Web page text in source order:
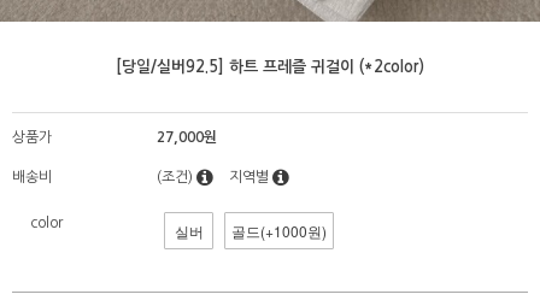
[당일/실버92.5] 하트 프레즐 귀걸이 (*2color)
상품가 27,000원
배송비 (조건) 지역별
color 실버 골드(+1000원)